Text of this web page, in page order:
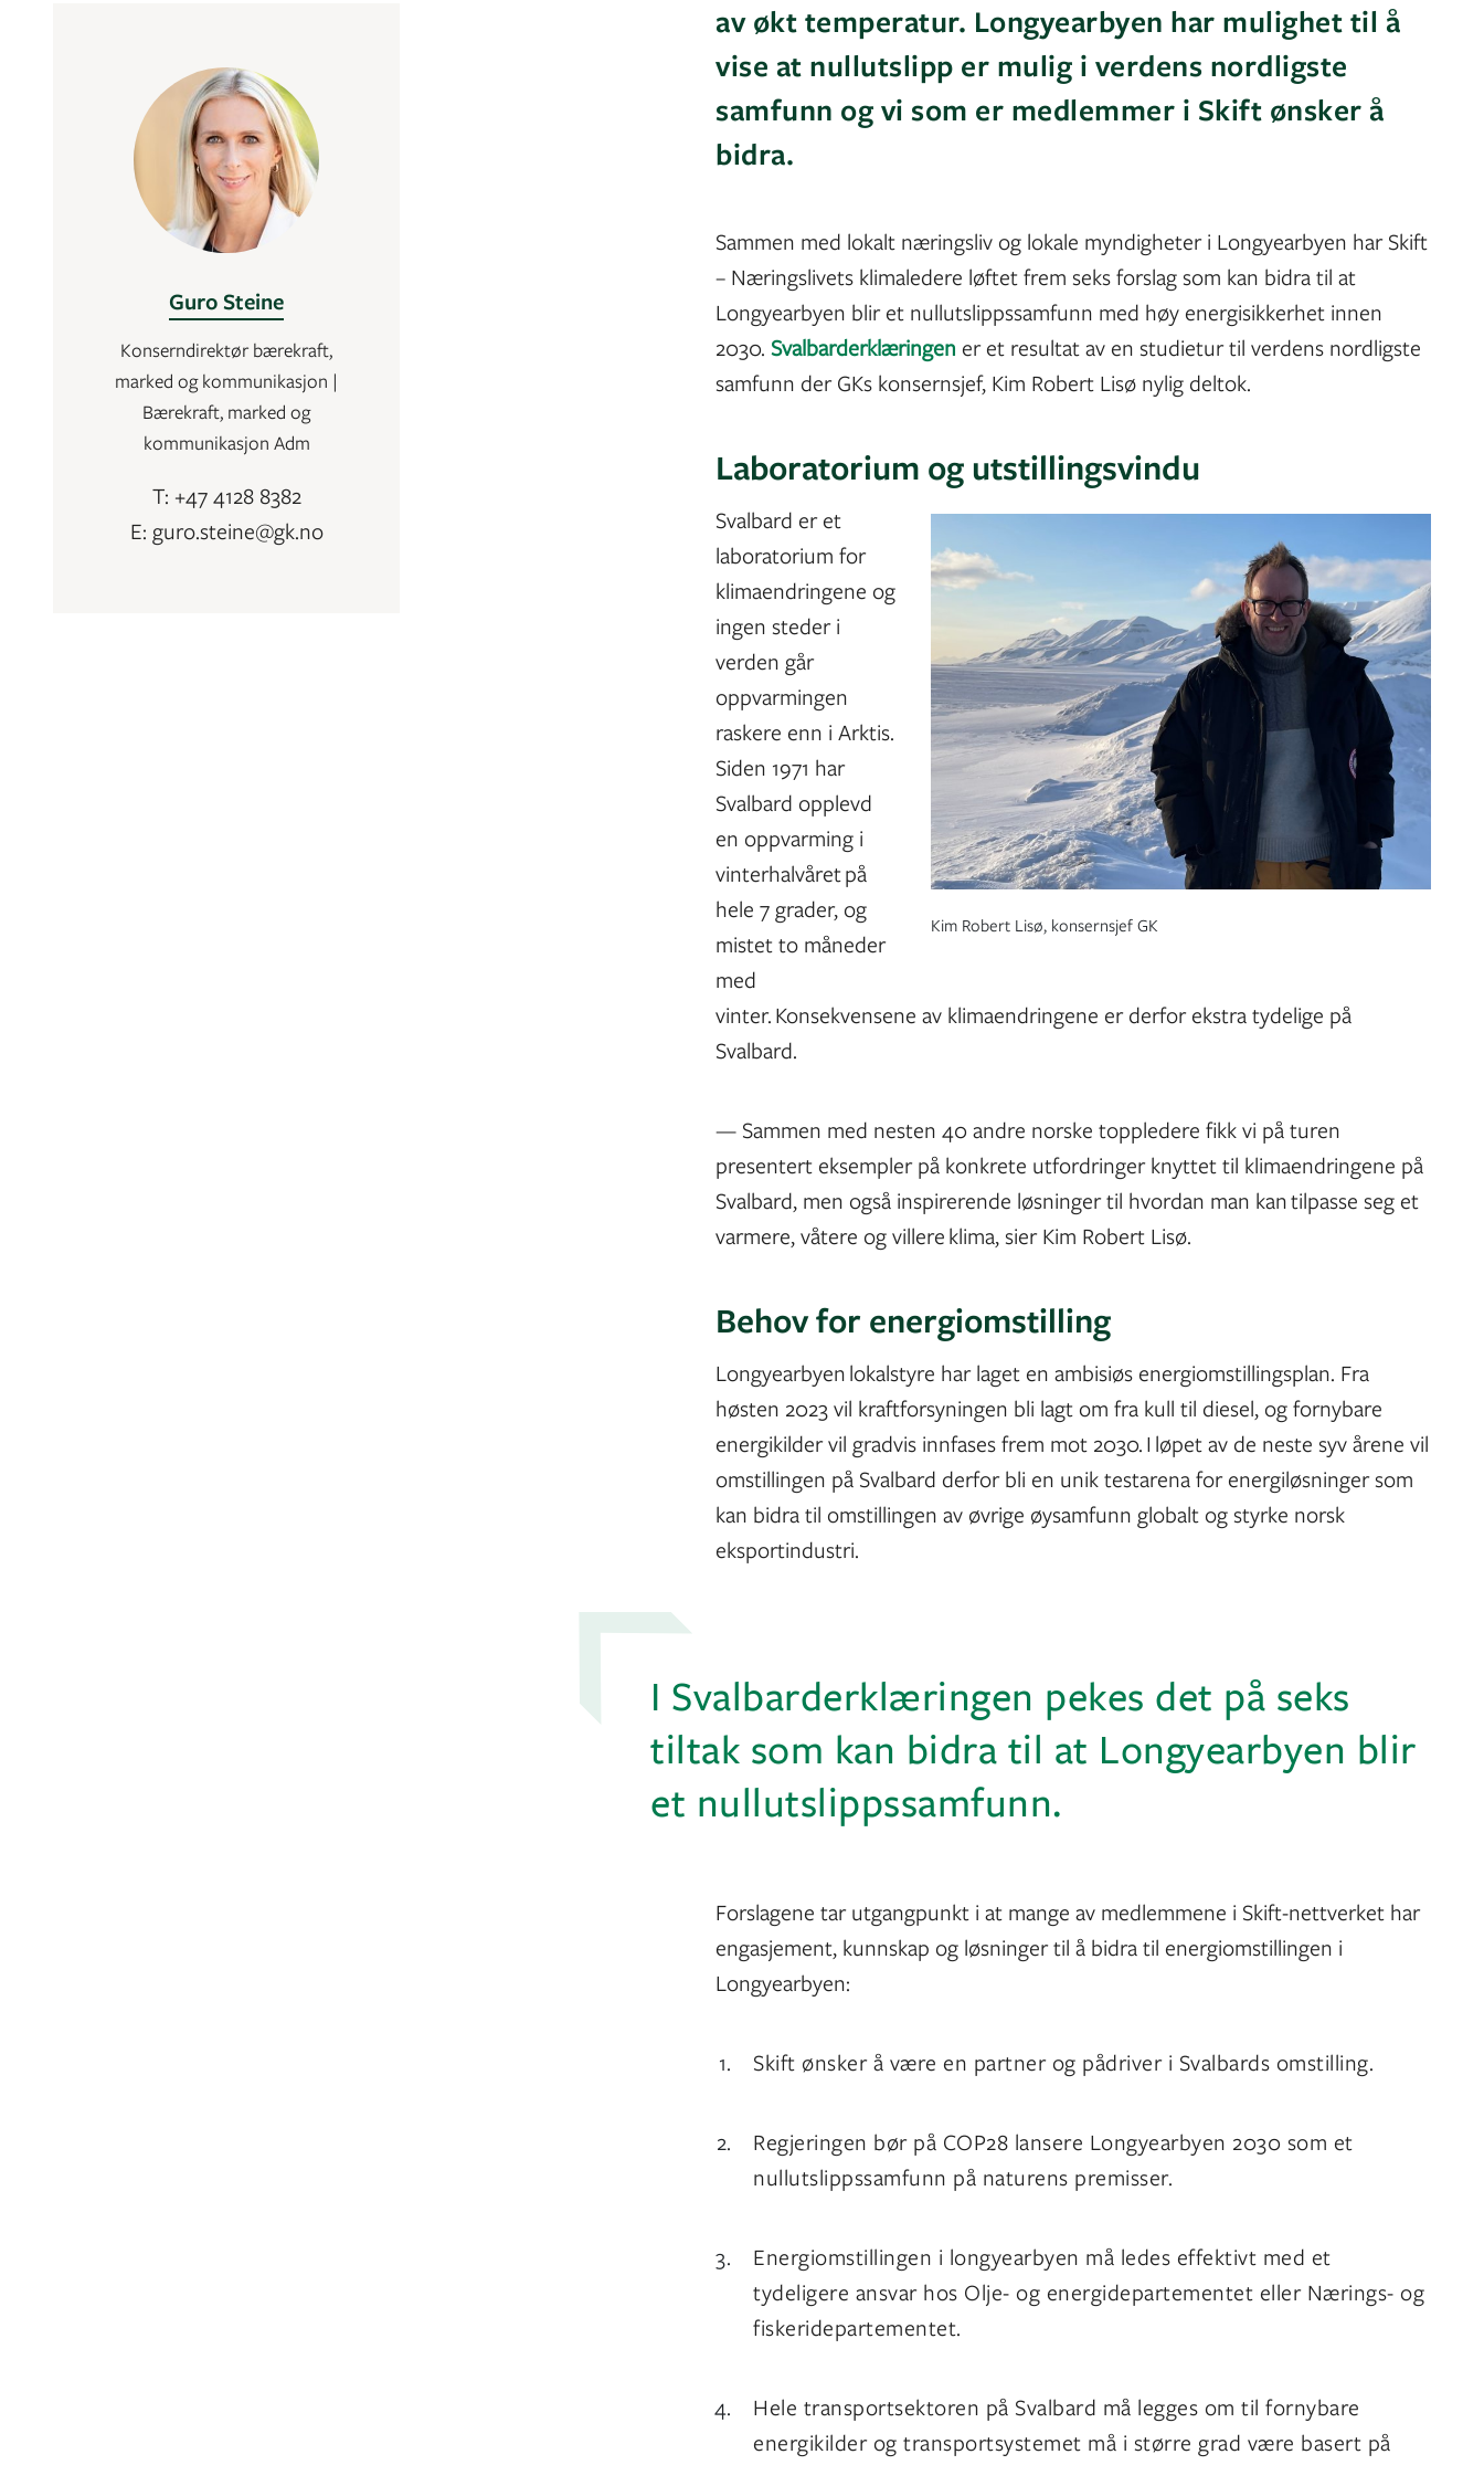
Guro Steine
Konserndirektør bærekraft,
marked og kommunikasjon |
Bærekraft, marked og
kommunikasjon Adm
T: +47 4128 8382
E: guro.steine@gk.no
av økt temperatur. Longyearbyen har mulighet til å
vise at nullutslipp er mulig i verdens nordligste
samfunn og vi som er medlemmer i Skift ønsker å
bidra.
Sammen med lokalt næringsliv og lokale myndigheter i Longyearbyen har Skift
– Næringslivets klimaledere løftet frem seks forslag som kan bidra til at
Longyearbyen blir et nullutslippssamfunn med høy energisikkerhet innen
2030.Svalbarderklæringen er et resultat av en studietur til verdens nordligste
samfunn der GKs konsernsjef, Kim Robert Lisø nylig deltok.
Laboratorium ogutstillingsvindu
Kim Robert Lisø, konsernsjef GK
Svalbard er et
laboratorium for
klimaendringene og
ingen steder i
verden går
oppvarmingen
raskere enn i Arktis.
Siden 1971 har
Svalbard opplevd
en oppvarming i
vinterhalvåret på
hele 7 grader, og
mistet to måneder
med
vinter. Konsekvensene av klimaendringene er derfor ekstra tydelige på
Svalbard.
— Sammen med nesten 40 andre norske toppledere fikk vi på turen
presentert eksempler på konkrete utfordringer knyttet til klimaendringene på
Svalbard, men også inspirerende løsninger til hvordan man kan tilpasse seg et
varmere, våtere og villere klima, sier Kim Robert Lisø.
Behov for energiomstilling
Longyearbyen lokalstyre har laget en ambisiøs energiomstillingsplan. Fra
høsten 2023 vil kraftforsyningen bli lagt om fra kull til diesel, og fornybare
energikilder vil gradvis innfases frem mot 2030. I løpet av de neste syv årene vil
omstillingen på Svalbard derfor bli en unik testarena for energiløsninger som
kan bidra til omstillingen av øvrige øysamfunn globalt og styrke norsk
eksportindustri.
I Svalbarderklæringen pekes det på seks
tiltak som kan bidra til at Longyearbyen blir
et nullutslippssamfunn.
Forslagene tar utgangpunkt i at mange av medlemmene i Skift-nettverket har
engasjement, kunnskap og løsninger til å bidra til energiomstillingen i
Longyearbyen:
Skift ønsker å være en partner og pådriver i Svalbards omstilling.
Regjeringen bør på COP28 lansere Longyearbyen 2030 som et
nullutslippssamfunn på naturens premisser.
Energiomstillingen i longyearbyen må ledes effektivt med et
tydeligere ansvar hos Olje- og energidepartementet eller Nærings- og
fiskeridepartementet.
Hele transportsektoren på Svalbard må legges om til fornybare
energikilder og transportsystemet må i større grad være basert på